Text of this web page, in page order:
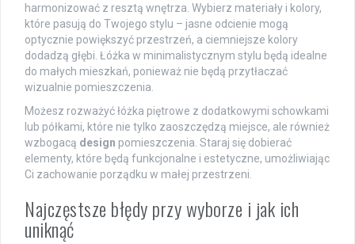
harmonizować z resztą wnętrza. Wybierz materiały i kolory,
które pasują do Twojego stylu – jasne odcienie mogą
optycznie powiększyć przestrzeń, a ciemniejsze kolory
dodadzą głębi. Łóżka w minimalistycznym stylu będą idealne
do małych mieszkań, ponieważ nie będą przytłaczać
wizualnie pomieszczenia.
Możesz rozważyć łóżka piętrowe z dodatkowymi schowkami
lub półkami, które nie tylko zaoszczędzą miejsce, ale również
wzbogacą design pomieszczenia. Staraj się dobierać
elementy, które będą funkcjonalne i estetyczne, umożliwiając
Ci zachowanie porządku w małej przestrzeni.
Najczęstsze błędy przy wyborze i jak ich
uniknąć